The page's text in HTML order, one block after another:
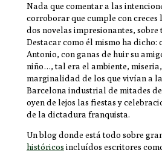
Nada que comentar a las
corroborar que cumple con creces
dos novelas impresionantes, sobre
Destacar como él mismo ha dicho:
Antonio, con ganas de huir su
niño…, tal era el ambiente,
marginalidad de los que vivían a
Barcelona industrial de mitades
oyen de lejos las fiestas y
de la dictadura franquista.
Un blog donde está todo sobre
históricos incluídos escritores